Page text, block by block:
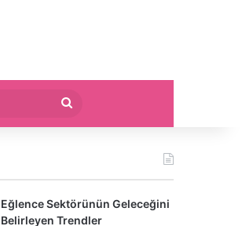
yap
Eğlence Sektörünün Geleceğini
Belirleyen Trendler